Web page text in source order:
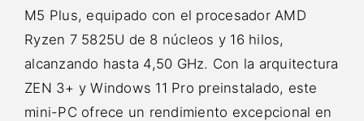
M5 Plus, equipado con el procesador AMD
Ryzen 7 5825U de 8 núcleos y 16 hilos,
alcanzando hasta 4,50 GHz. Con la arquitectura
ZEN 3+ y Windows 11 Pro preinstalado, este
mini-PC ofrece un rendimiento excepcional en